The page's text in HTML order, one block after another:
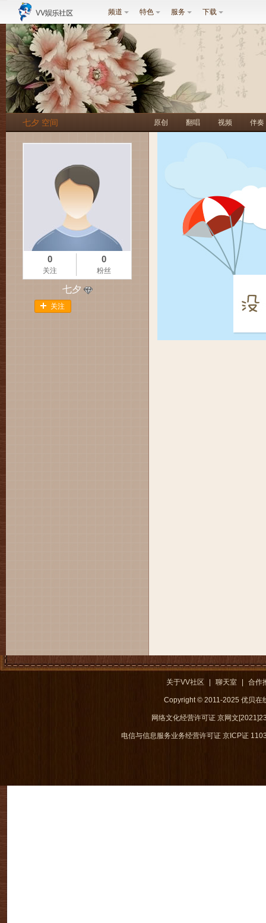
频道 特色 服务 下载
七夕 空间 原创 翻唱 视频 伴奏
0
关注
0
粉丝
七夕
关注
关于VV社区 聊天室 合作
Copyright © 2011-2025 优贝在
网络文化经营许可证 京网文
电信与信息服务业务经营许可证 京ICP证